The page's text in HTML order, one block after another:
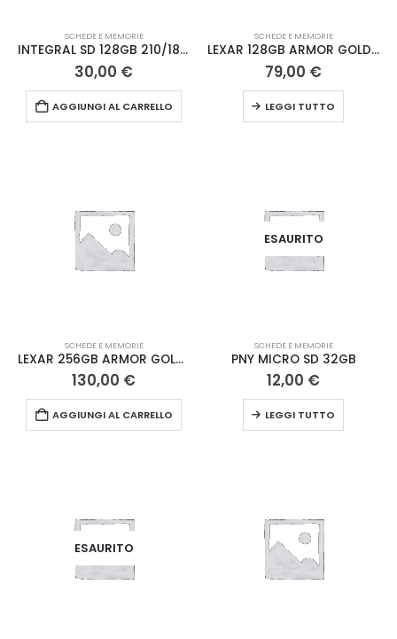
SCHEDE E MEMORIE
INTEGRAL SD 128GB 210/180 MB V30
30,00 €
AGGIUNGI AL CARRELLO
SCHEDE E MEMORIE
LEXAR 128GB ARMOR GOLD SD XC IP68 ACCIAIO
79,00 €
LEGGI TUTTO
SCHEDE E MEMORIE
LEXAR 256GB ARMOR GOLD SD XC IP68 ACCIAIO
130,00 €
AGGIUNGI AL CARRELLO
ESAURITO
SCHEDE E MEMORIE
PNY MICRO SD 32GB
12,00 €
LEGGI TUTTO
ESAURITO